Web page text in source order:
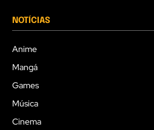
NOTÍCIAS
Anime
Mangá
Games
Música
Cinema